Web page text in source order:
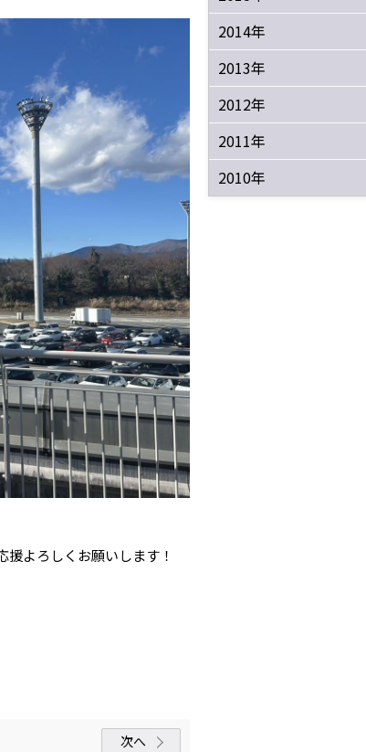
よろしくお願いします！
次へ
2014年
2013年
2012年
2011年
2010年